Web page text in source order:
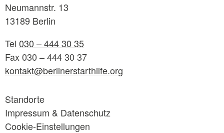
Neumannstr. 13
13189 Berlin
Tel 030 – 444 30 35
Fax 030 – 444 30 37
kontakt@berlinerstarthilfe.org
Standorte
Impressum & Datenschutz
Cookie-Einstellungen